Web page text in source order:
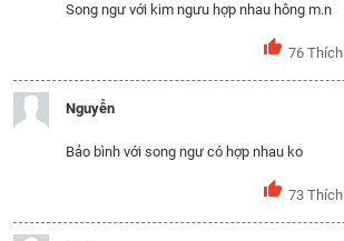
Song ngư với kim ngưu hợp nhau hông m.n
76 Thích
Nguyễn
Bảo bình với song ngư có hợp nhau ko
73 Thích